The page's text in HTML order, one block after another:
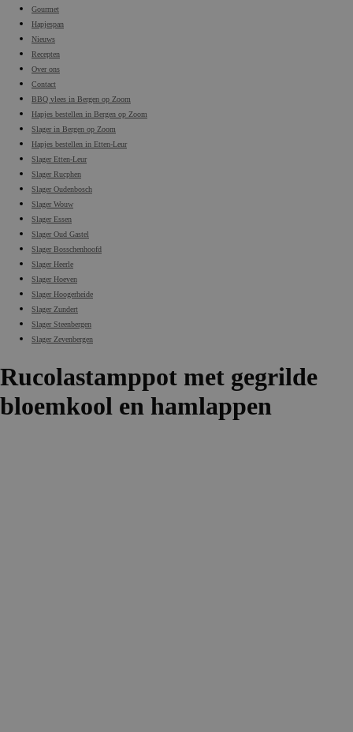
Gourmet
Hapjespan
Nieuws
Recepten
Over ons
Contact
BBQ vlees in Bergen op Zoom
Hapjes bestellen in Bergen op Zoom
Slager in Bergen op Zoom
Hapjes bestellen in Etten-Leur
Slager Etten-Leur
Slager Rucphen
Slager Oudenbosch
Slager Wouw
Slager Essen
Slager Oud Gastel
Slager Bosschenhoofd
Slager Heerle
Slager Hoeven
Slager Hoogerheide
Slager Zundert
Slager Steenbergen
Slager Zevenbergen
Rucolastamppot met gegrilde
bloemkool en hamlappen